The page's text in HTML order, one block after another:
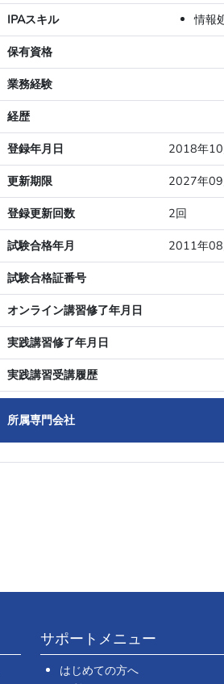
IPAスキル
情報
保有資格
業務経験
経歴
登録年月日
2018年
更新期限
2027年
登録更新回数
2回
試験合格年月
2011年08
試験合格証番号
オンライン講習修了年月日
実践講習修了年月日
実践講習受講履歴
所属専門会社
サポートメニュー
はじめての方へ